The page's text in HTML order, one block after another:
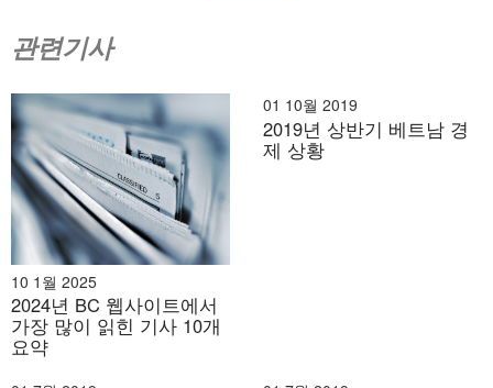
관련기사
10 1월 2025
2024년 BC 웹사이트에서
가장 많이 읽힌 기사 10개
요약
01 10월 2019
2019년 상반기 베트남 경
제 상황